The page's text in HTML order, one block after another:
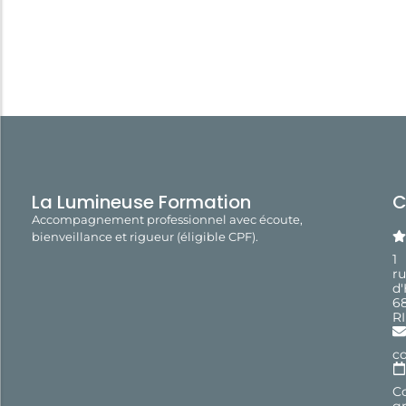
La Lumineuse Formation
Accompagnement professionnel avec écoute,
bienveillance et rigueur (éligible CPF).
1